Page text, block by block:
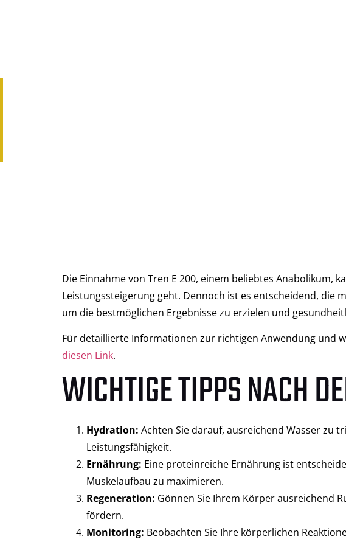
Die Einnahme von Tren E 200, einem beliebtes Anabolikum,
Leistungssteigerung geht. Dennoch ist es entscheidend, die
um die bestmöglichen Ergebnisse zu erzielen und
Für detaillierte Informationen zur richtigen Anwendung und
diesen Link.
WICHTIGE TIPPS NACH
Hydration: Achten Sie darauf, ausreichend Wasser zu
Leistungsfähigkeit.
Ernährung: Eine proteinreiche Ernährung ist
Muskelaufbau zu maximieren.
Regeneration: Gönnen Sie Ihrem Körper ausreichend
fördern.
Monitoring: Beobachten Sie Ihre körperlichen